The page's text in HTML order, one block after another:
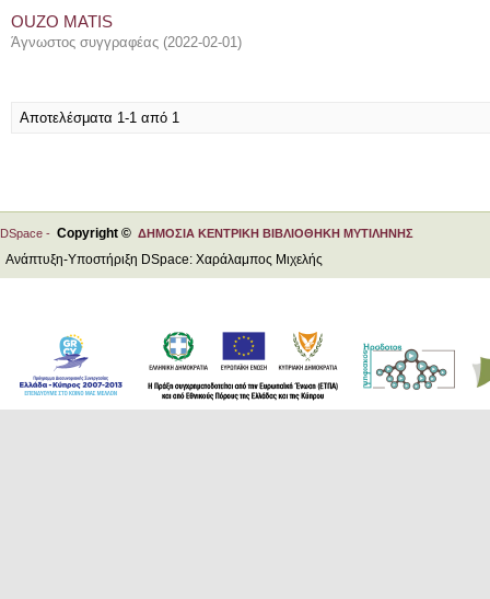
OUZO MATIS
Άγνωστος συγγραφέας (2022-02-01)
Αποτελέσματα 1-1 από 1
DSpace - Copyright © ΔΗΜΟΣΙΑ ΚΕΝΤΡΙΚΗ ΒΙΒΛΙΟΘΗΚΗ ΜΥΤΙΛΗΝΗΣ
Ανάπτυξη-Υποστήριξη DSpace: Χαράλαμπος Μιχελής